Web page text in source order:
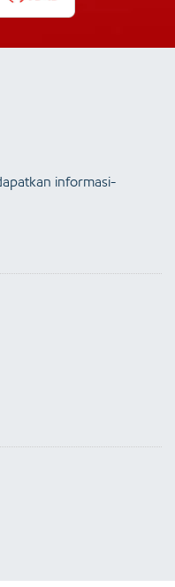
informasi-